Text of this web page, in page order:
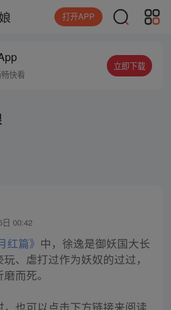
打开APP
快看
立即下载
日 00:42
红篇》 中，徐逸是御妖国大长
、虐打过作为妖奴的过过，
而死。
也可以点击下方链接来阅读